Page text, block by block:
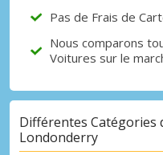
Pas de Frais de
Nous comparons
Voitures sur le
Différentes Catégories
Londonderry